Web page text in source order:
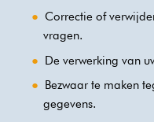
Correctie of
vragen.
De verwerking van
Bezwaar te maken
gegevens.